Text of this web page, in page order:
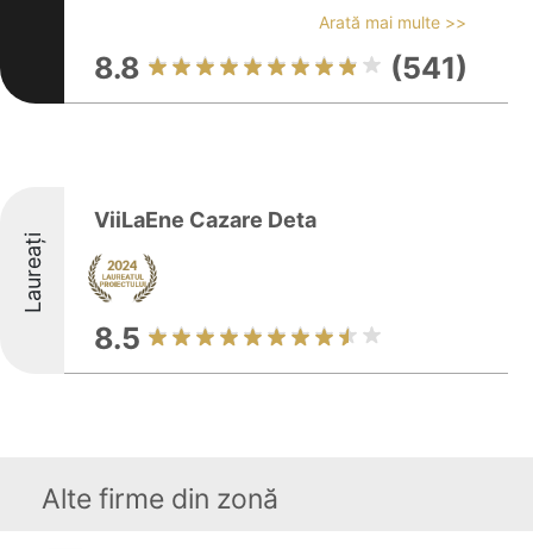
Arată mai multe >>
8.8 (541)
Laureați
ViiLaEne Cazare Deta
8.5
Alte firme din zonă